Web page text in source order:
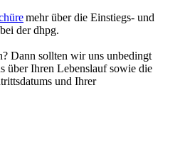
mehr über die Einstiegs- und
der dhpg.
Dann sollten wir uns unbedingt
über Ihren Lebenslauf sowie die
und Ihrer